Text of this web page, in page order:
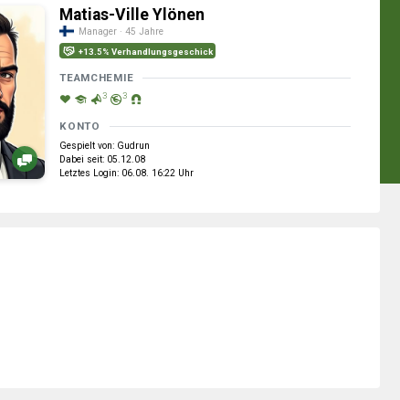
Matias-Ville Ylönen
Manager · 45 Jahre
+13.5% Verhandlungsgeschick
TEAMCHEMIE
3 3
KONTO
Gespielt von: Gudrun
Dabei seit: 05.12.08
Letztes Login: 06.08. 16:22 Uhr